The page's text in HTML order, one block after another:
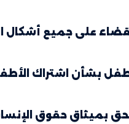
على جميع أشكال التمييز
بشأن اشتراك